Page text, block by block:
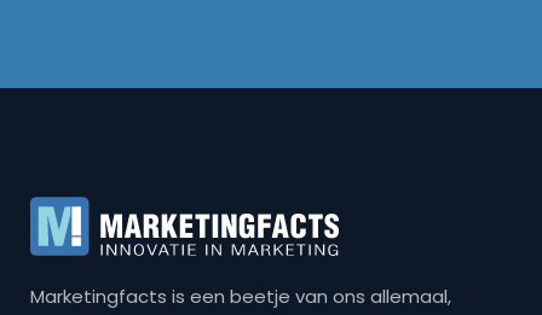
Marketingfacts is een beetje van ons allemaal,